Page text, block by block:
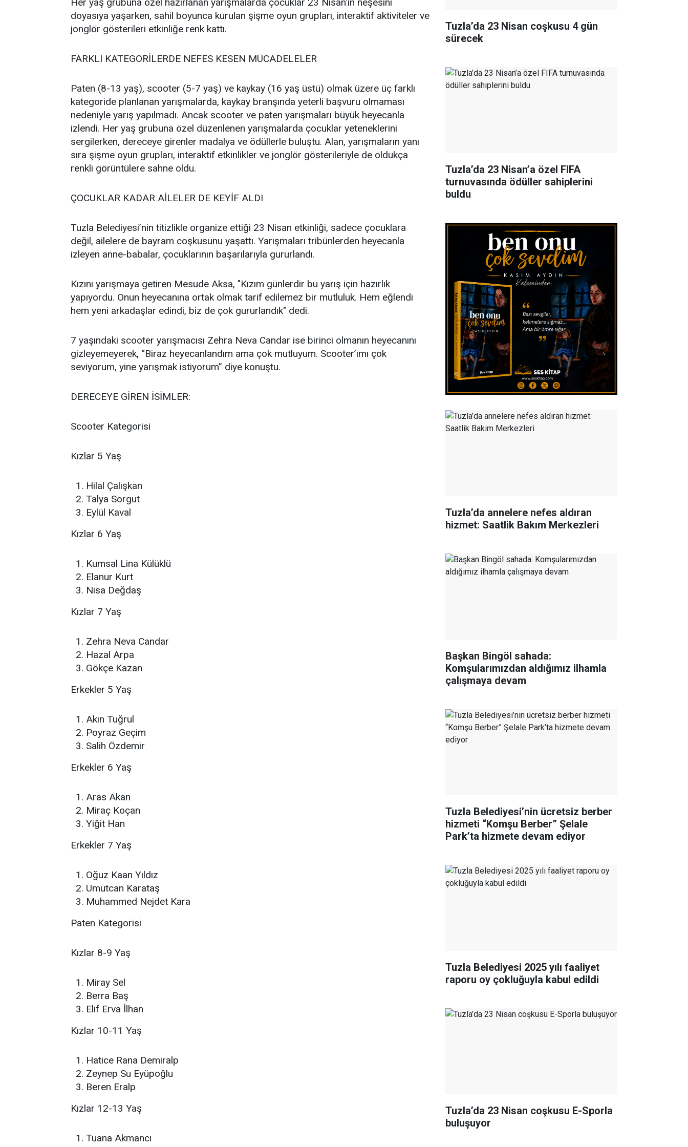
doyasıya yaşarken, sahil boyunca kurulan şişme oyun grupları, interaktif aktiviteler ve
jonglör gösterileri etkinliğe renk kattı.
FARKLI KATEGORİLERDE NEFES KESEN MÜCADELELER
Paten (8-13 yaş), scooter (5-7 yaş) ve kaykay (16 yaş üstü) olmak üzere üç farklı
kategoride planlanan yarışmalarda, kaykay branşında yeterli başvuru olmaması
nedeniyle yarış yapılmadı. Ancak scooter ve paten yarışmaları büyük heyecanla
izlendi. Her yaş grubuna özel düzenlenen yarışmalarda çocuklar yeteneklerini
sergilerken, dereceye girenler madalya ve ödüllerle buluştu. Alan, yarışmaların yanı
sıra şişme oyun grupları, interaktif etkinlikler ve jonglör gösterileriyle de oldukça
renkli görüntülere sahne oldu.
ÇOCUKLAR KADAR AİLELER DE KEYİF ALDI
Tuzla Belediyesi’nin titizlikle organize ettiği 23 Nisan etkinliği, sadece çocuklara
değil, ailelere de bayram coşkusunu yaşattı. Yarışmaları tribünlerden heyecanla
izleyen anne-babalar, çocuklarının başarılarıyla gururlandı.
Kızını yarışmaya getiren Mesude Aksa, "Kızım günlerdir bu yarış için hazırlık
yapıyordu. Onun heyecanına ortak olmak tarif edilemez bir mutluluk. Hem eğlendi
hem yeni arkadaşlar edindi, biz de çok gururlandık" dedi.
7 yaşındaki scooter yarışmacısı Zehra Neva Candar ise birinci olmanın heyecanını
gizleyemeyerek, “Biraz heyecanlandım ama çok mutluyum. Scooter’ımı çok
seviyorum, yine yarışmak istiyorum” diye konuştu.
DERECEYE GİREN İSİMLER:
Scooter Kategorisi
Kızlar 5 Yaş
Hilal Çalışkan
Talya Sorgut
Eylül Kaval
Kızlar 6 Yaş
Kumsal Lina Külüklü
Elanur Kurt
Nisa Değdaş
Kızlar 7 Yaş
Zehra Neva Candar
Hazal Arpa
Gökçe Kazan
Erkekler 5 Yaş
Akın Tuğrul
Poyraz Geçim
Salih Özdemir
Erkekler 6 Yaş
Aras Akan
Miraç Koçan
Yiğit Han
Erkekler 7 Yaş
Oğuz Kaan Yıldız
Umutcan Karataş
Muhammed Nejdet Kara
Paten Kategorisi
Kızlar 8-9 Yaş
Miray Sel
Berra Baş
Elif Erva İlhan
Kızlar 10-11 Yaş
Hatice Rana Demiralp
Zeynep Su Eyüpoğlu
Beren Eralp
Kızlar 12-13 Yaş
Tuana Akmancı
Tuzla’da 23 Nisan coşkusu 4 gün
sürecek
Tuzla’da 23 Nisan’a özel FIFA
turnuvasında ödüller sahiplerini
buldu
Tuzla’da annelere nefes aldıran
hizmet: Saatlik Bakım Merkezleri
Başkan Bingöl sahada:
Komşularımızdan aldığımız ilhamla
çalışmaya devam
Tuzla Belediyesi’nin ücretsiz berber
hizmeti “Komşu Berber” Şelale
Park’ta hizmete devam ediyor
Tuzla Belediyesi 2025 yılı faaliyet
raporu oy çokluğuyla kabul edildi
Tuzla’da 23 Nisan coşkusu E-Sporla
buluşuyor